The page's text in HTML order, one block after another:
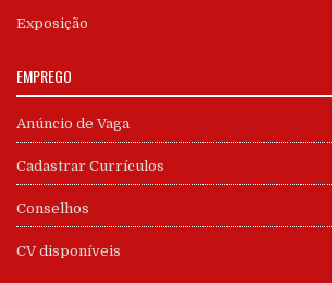
Exposição
EMPREGO
Anúncio de Vaga
Cadastrar Currículos
Conselhos
CV disponíveis